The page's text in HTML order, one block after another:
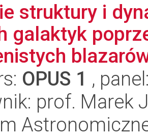
struktury i
galaktyk
OPUS 1 ,
prof. Marek